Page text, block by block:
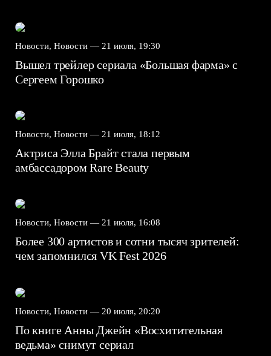
Новости, Новости — 21 июля, 19:30
Вышел трейлер сериала «Большая фарма» с
Сергеем Горошко
Новости, Новости — 21 июля, 18:12
Актриса Элла Брайт стала первым
амбассадором Rare Beauty
Новости, Новости — 21 июля, 16:08
Более 300 артистов и сотни тысяч зрителей:
чем запомнился VK Fest 2026
Новости, Новости — 20 июля, 20:20
По книге Анны Джейн «Восхитительная
ведьма» снимут сериал